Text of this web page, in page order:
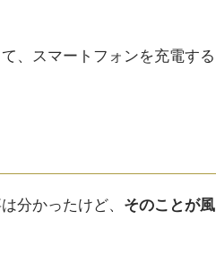
、スマートフォンを充電する
分かったけど、 そのことが風